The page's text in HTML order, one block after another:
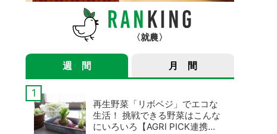
就農
週 間 月 間
再生野菜「リボベジ」でエコな
生活！ 挑戦できる野菜はこんな
にいろいろ【AGRI PICK連携企